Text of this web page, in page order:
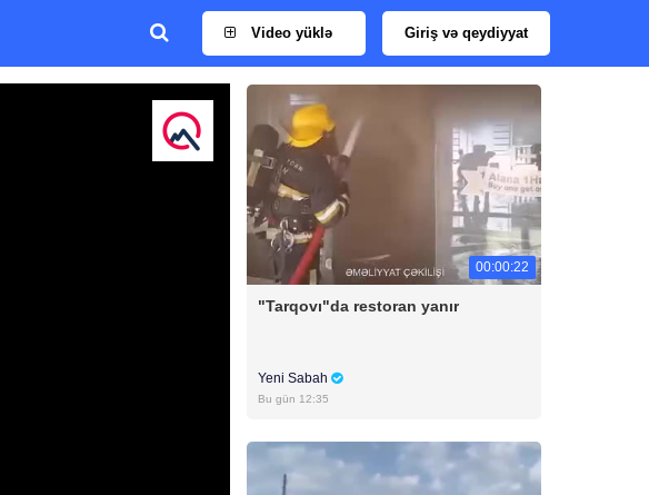
Video yüklə Giriş və qeydiyyat
00:00:22
"Tarqovı"da restoran yanır
Yeni Sabah
Bu gün 12:35